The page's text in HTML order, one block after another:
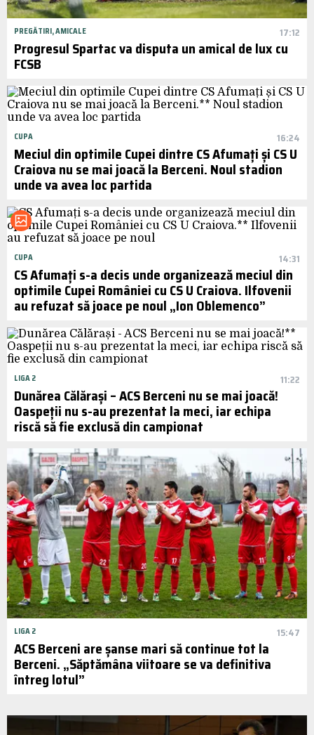
PREGĂTIRI, AMICALE 17:12
Progresul Spartac va disputa un amical de lux cu
FCSB
CUPA 16:24
Meciul din optimile Cupei dintre CS Afumați și CS U
Craiova nu se mai joacă la Berceni. Noul stadion
unde va avea loc partida
CUPA 14:31
CS Afumați s-a decis unde organizează meciul din
optimile Cupei României cu CS U Craiova. Ilfovenii
au refuzat să joace pe noul „Ion Oblemenco”
LIGA 2 11:22
Dunărea Călărași – ACS Berceni nu se mai joacă!
Oaspeții nu s-au prezentat la meci, iar echipa
riscă să fie exclusă din campionat
LIGA 2 15:47
ACS Berceni are șanse mari să continue tot la
Berceni. „Săptămâna viitoare se va definitiva
întreg lotul”